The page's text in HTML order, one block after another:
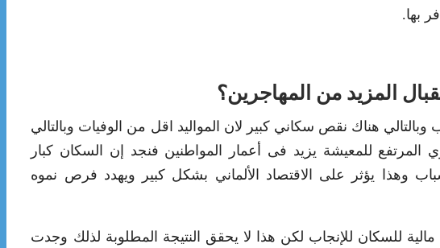
بها.
المزيد من المهاجرين؟
وبالتالي هناك نقص سكاني كبير لان المواليد اقل من الوفيات وبالتالي
للمعيشة يزيد فى أعمار المواطنين فنجد إن السكان كبار
وهذا يؤثر على الاقتصاد الألماني بشكل كبير ويهدد فرص نموه
مالية للسكان للإنجاب لكن هذا لا يحقق النتيجة المطلوبة لذلك وجدت